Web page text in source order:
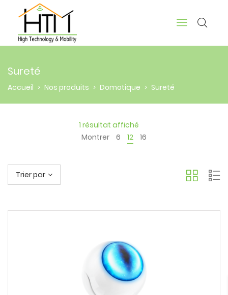
Sureté
Accueil > Nos produits > Domotique > Sureté
1 résultat affiché
Montrer
6 12 16
Trier par